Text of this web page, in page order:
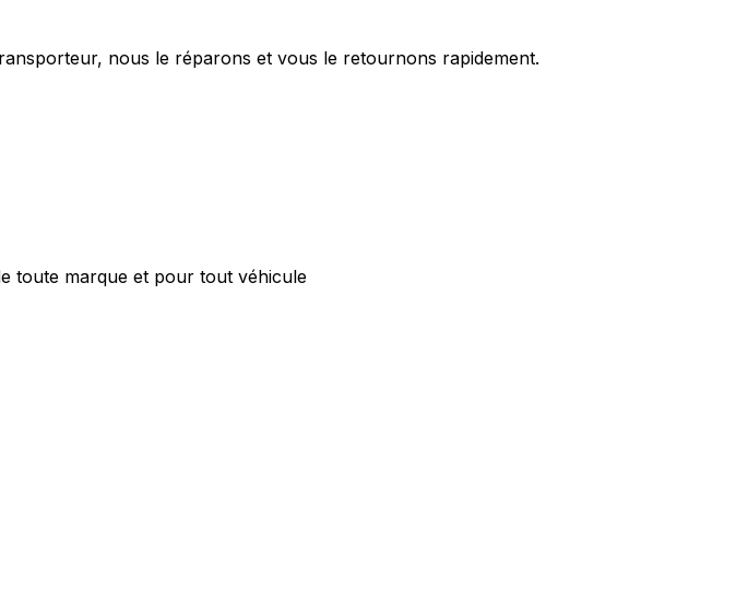
nous le réparons et vous le retournons rapidement.
toute marque et pour tout véhicule